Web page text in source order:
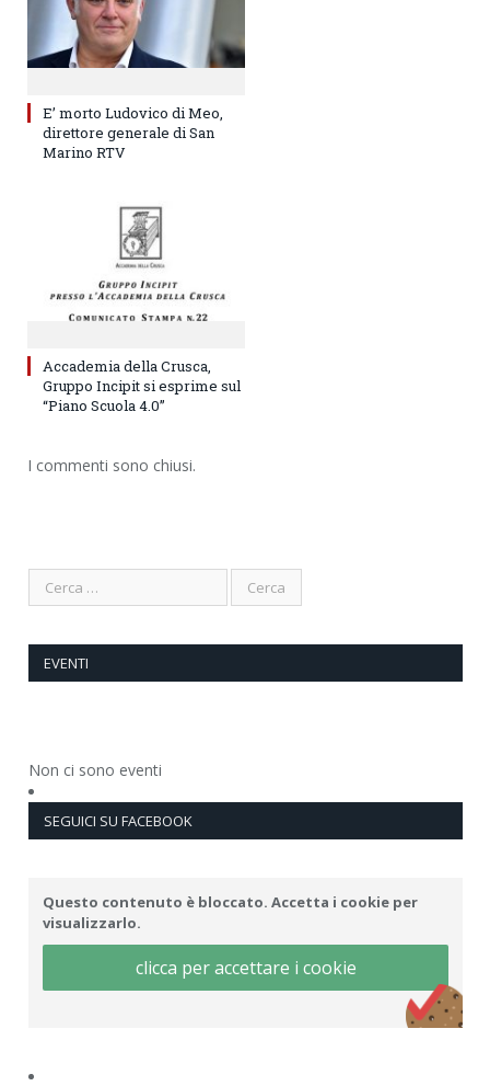
E’ morto Ludovico di Meo,
direttore generale di San
Marino RTV
Accademia della Crusca,
Gruppo Incipit si esprime sul
“Piano Scuola 4.0”
I commenti sono chiusi.
EVENTI
Non ci sono eventi
SEGUICI SU FACEBOOK
Questo contenuto è bloccato. Accetta i cookie per
visualizzarlo.
clicca per accettare i cookie